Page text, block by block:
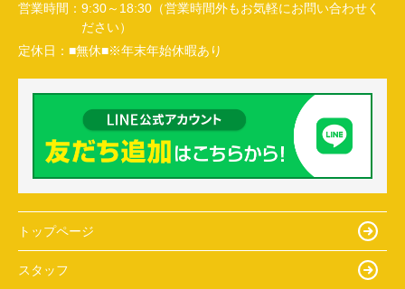
営業時間： 9:30～18:30（営業時間外もお気軽にお問い合わせく
ださい）
定休日： ■無休■※年末年始休暇あり
トップページ
スタッフ